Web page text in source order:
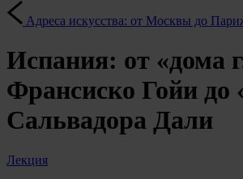
Адреса искусства: от Москвы до
Испания: от «дома
Франсиско Гойи до
Сальвадора Дали
Лекция